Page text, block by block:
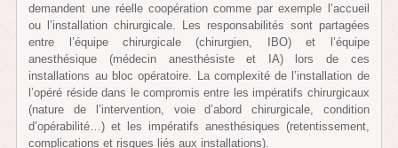
demandent une réelle coopération comme par exemple l’accueil
ou l’installation chirurgicale. Les responsabilités sont partagées
entre l’équipe chirurgicale (chirurgien, IBO) et l’équipe
anesthésique (médecin anesthésiste et IA) lors de ces
installations au bloc opératoire. La complexité de l’installation de
l’opéré réside dans le compromis entre les impératifs chirurgicaux
(nature de l’intervention, voie d’abord chirurgicale, condition
d’opérabilité…) et les impératifs anesthésiques (retentissement,
complications et risques liés aux installations).